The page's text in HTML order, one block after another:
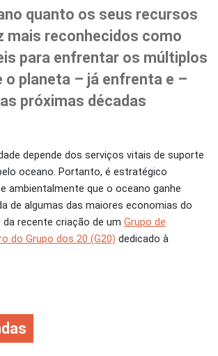
quanto os seus recursos
mais reconhecidos como
para enfrentar os múltiplos
o planeta – já enfrenta e –
próximas décadas
depende dos serviços vitais de suporte
oceano. Portanto, é estratégico
ambientalmente que o oceano ganhe
de algumas das maiores economias do
da recente criação de um Grupo de
do Grupo dos 20 (G20) dedicado à